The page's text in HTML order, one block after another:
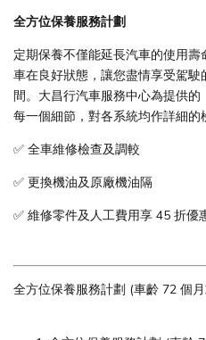
全方位保養服務計劃
定期保養不僅能延長汽車的使用
車在良好狀態，讓您盡情享受駕
間。大昌行汽車服務中心為提供
每一個細節，對各系統均作詳細的
✅ 全車維修檢查及調較
✅ 更換機油及原廠機油隔
✅ 維修零件及人工費用享 45 折優
全方位保養服務計劃 (車齡 72 個